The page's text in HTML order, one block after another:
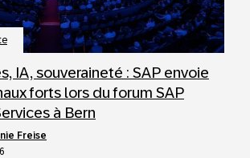
IA, souveraineté : SAP envoie
forts lors du forum SAP
à Bern
Freise